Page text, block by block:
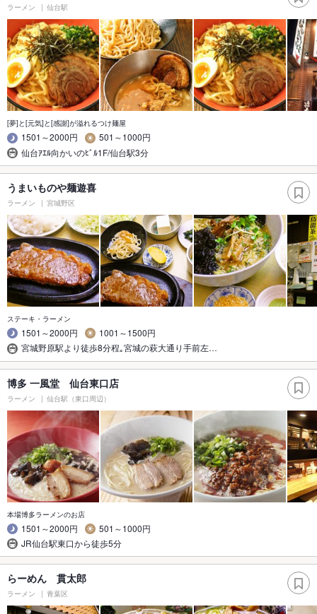
ラーメン 仙台駅
[夢]と[元気]と[感謝]が溢れるつけ麺屋
1501～2000円
501～1000円
仙台ｱｴﾙ向かいのﾋﾞﾙ1F/仙台駅3分
うまいものや麺遊喜
ラーメン 宮城野区
ステーキ・ラーメン
1501～2000円
1001～1500円
宮城野原駅より徒歩8分程｡宮城の萩大通り手前左…
博多 一風堂 仙台東口店
ラーメン 仙台駅（東口周辺）
本場博多ラーメンのお店
1501～2000円
501～1000円
JR仙台駅東口から徒歩5分
らーめん 貫太郎
ラーメン 青葉区